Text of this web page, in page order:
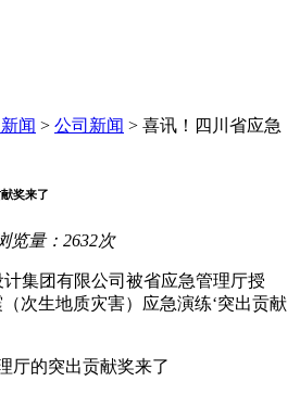
闻 > 公司新闻 > 喜讯！四川省应急
奖来了
览量：2632次
集团有限公司被省应急管理厅授
次生地质灾害）应急演练‘突出贡献